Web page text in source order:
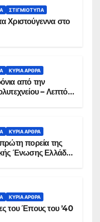
ΣΤΙΓΜΙΌΤΥΠΑ
Χριστούγεννα στο
ΚΥΡΙΑ ΑΡΘΡΑ
από την
– Λεπτό
ΚΥΡΙΑ ΑΡΘΡΑ
πορεία της
Ένωσης Ελλάδος
ΚΥΡΙΑ ΑΡΘΡΑ
του Έπους του ’40